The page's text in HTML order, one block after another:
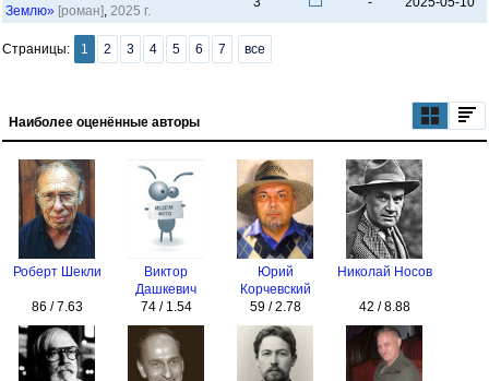
Землю» [роман], 2025 г.
Страницы: 1 2 3 4 5 6 7 все
Наиболее оценённые авторы
Роберт Шекли
86 / 7.63
Виктор
Дашкевич
74 / 1.54
Юрий
Корчевский
59 / 2.78
Николай Носов
42 / 8.88